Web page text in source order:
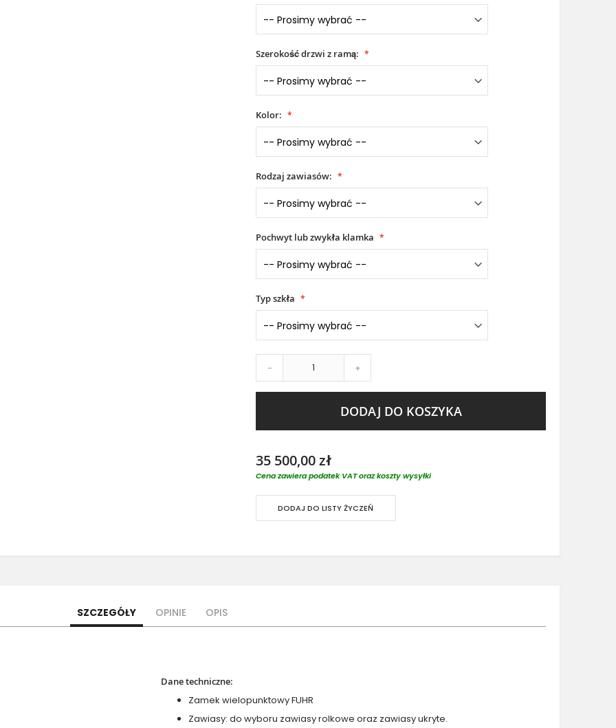
Szerokość drzwi z ramą:
Kolor:
Rodzaj zawiasów:
Pochwyt lub zwykła klamka
Typ szkła
- +
DODAJ DO KOSZYKA
35 500,00 zł
Cena zawiera podatek VAT oraz koszty wysyłki
DODAJ DO LISTY ŻYCZEŃ
SZCZEGÓŁY OPINIE OPIS